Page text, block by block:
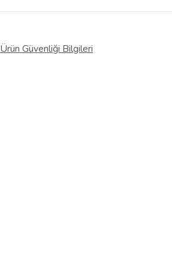
Ürün Güvenliği Bilgileri